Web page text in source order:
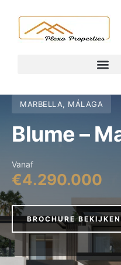
MARBELLA, MÁLAGA
Blume –
Vanaf
€4.290.000
BROCHURE BEKIJKEN